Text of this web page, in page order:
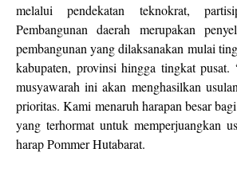
melalui pendekatan teknokrat,
Pembangunan daerah merupakan
pembangunan yang dilaksanakan mulai
kabupaten, provinsi hingga tingkat pusat.
musyawarah ini akan menghasilkan
prioritas. Kami menaruh harapan besar
yang terhormat untuk memperjuangkan
harap Pommer Hutabarat.